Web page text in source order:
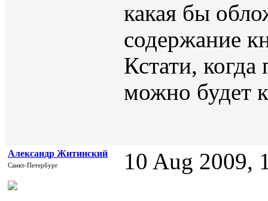
какая бы
содержание
Кстати,
можно будет
Александр Житинский
Санкт-Петербург 10 Aug 2009,